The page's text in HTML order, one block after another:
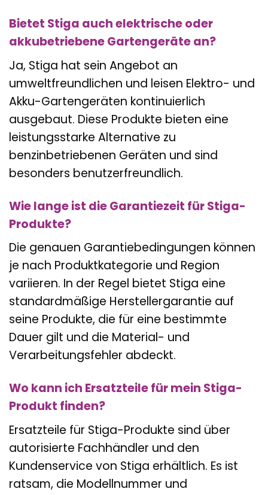
Bietet Stiga auch elektrische oder
akkubetriebene Gartengeräte an?
Ja, Stiga hat sein Angebot an
umweltfreundlichen und leisen Elektro- und
Akku-Gartengeräten kontinuierlich
ausgebaut. Diese Produkte bieten eine
leistungsstarke Alternative zu
benzinbetriebenen Geräten und sind
besonders benutzerfreundlich.
Wie lange ist die Garantiezeit für Stiga-
Produkte?
Die genauen Garantiebedingungen können
je nach Produktkategorie und Region
variieren. In der Regel bietet Stiga eine
standardmäßige Herstellergarantie auf
seine Produkte, die für eine bestimmte
Dauer gilt und die Material- und
Verarbeitungsfehler abdeckt.
Wo kann ich Ersatzteile für mein Stiga-
Produkt finden?
Ersatzteile für Stiga-Produkte sind über
autorisierte Fachhändler und den
Kundenservice von Stiga erhältlich. Es ist
ratsam, die Modellnummer und